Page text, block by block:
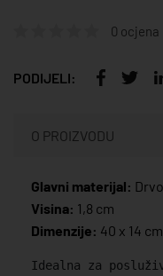
0 ocjena
PODIJELI:
O PROIZVODU
Glavni materijal:
Visina: 1,8 cm
Dimenzije: 40 x 14 cm
Idealna za